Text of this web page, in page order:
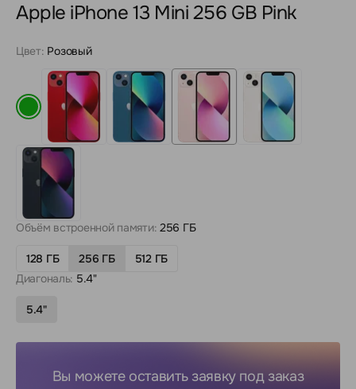
Apple iPhone 13 Mini 256 GB Pink
Цвет: Розовый
Объём встроенной памяти: 256 ГБ
128 ГБ 256 ГБ
512 ГБ
Диагональ: 5.4"
5.4"
Вы можете оставить заявку под заказ